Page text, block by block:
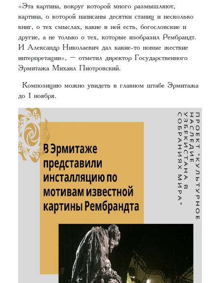
«Эта картина, вокруг которой много размышляют,
картина, о которой написаны десятки станиц и несколько
книг, о тех смыслах, какие в ней есть, богословские и
другие, а не только о тех, которые изобразил Рембрандт.
И Александр Николаевич дал какие-то новые жесткие
интерпретации», – отметил директор Государственного
Эрмитажа Михаил Пиотровский.
Композицию можно увидеть в главном штабе Эрмитажа
до 1 ноября.